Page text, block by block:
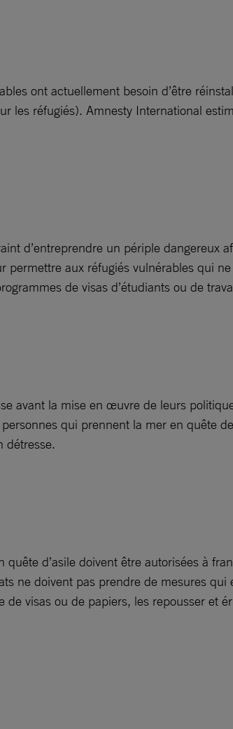
ont actuellement besoin d’être
les réfugiés). Amnesty International
d’entreprendre un périple dangereux
aux réfugiés vulnérables qui
de visas d’étudiants ou de
avant la mise en œuvre de leurs
qui prennent la mer en quête
détresse.
d’asile doivent être autorisées à
ne doivent pas prendre de mesures
visas ou de papiers, les repousser et